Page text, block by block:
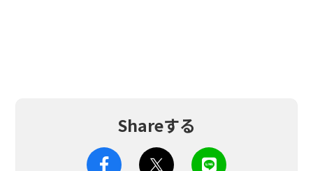
Shareする